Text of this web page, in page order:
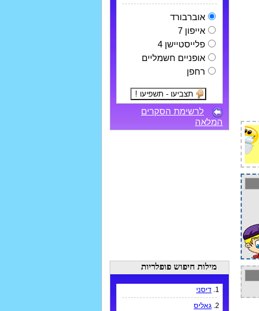
אוברבורד
אייפון 7
פלייסטיישן 4
אופניים חשמליים
רחפן
לרשימת הסקרים
המלאה
מילות חיפוש פופלריות
1. דיסני
2. גאליס